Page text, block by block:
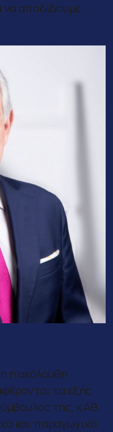
να αποδίδουμε
η ακόλουθη
τα εξής:
της, κ Αθ.
και παραγωγικά